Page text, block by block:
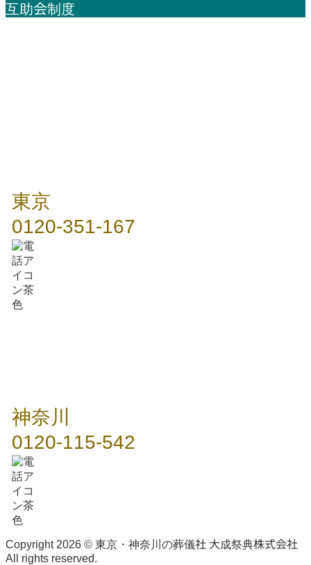
互助会制度
東京
0120-351-167
神奈川
0120-115-542
Copyright 2026 © 東京・神奈川の葬儀社 大成祭典株式会社
All rights reserved.